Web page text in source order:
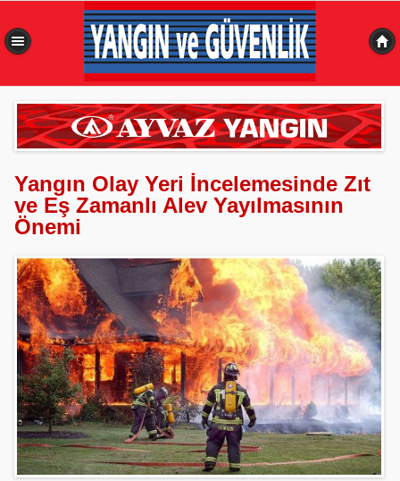
Yangın Olay Yeri İncelemesinde Zıt
ve Eş Zamanlı Alev Yayılmasının
Önemi
0,523 sn